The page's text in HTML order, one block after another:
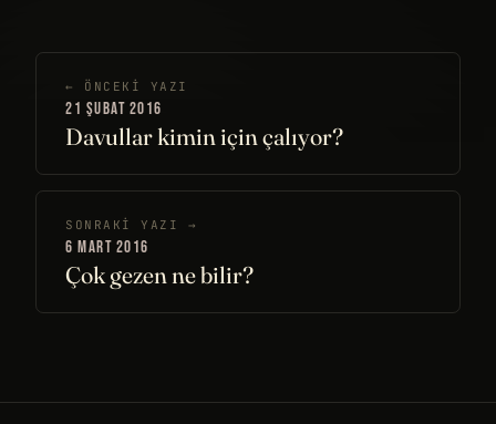
← ÖNCEKI YAZI
21 ŞUBAT 2016
Davullar kimin için çalıyor?
SONRAKI YAZI →
6 MART 2016
Çok gezen ne bilir?